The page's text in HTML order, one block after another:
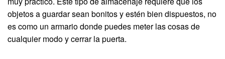
objetos a guardar sean bonitos y estén bien dispuestos, no
es como un armario donde puedes meter las cosas de
cualquier modo y cerrar la puerta.